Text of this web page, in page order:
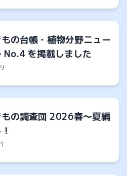
の台帳・植物分野ニュー
No.4 を掲載しました
の調査団 2026春～夏編